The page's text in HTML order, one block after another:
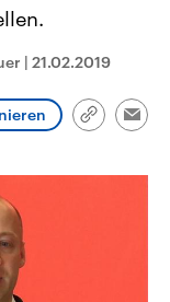
| 21.02.2019
Link